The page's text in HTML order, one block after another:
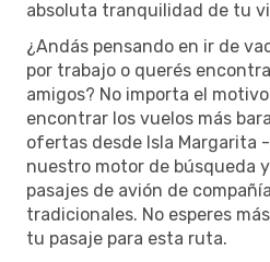
absoluta tranquilidad de tu
¿Andás pensando en ir de
por trabajo o querés
amigos? No importa el
encontrar los vuelos más
ofertas desde Isla Margarita
nuestro motor de búsqueda
pasajes de avión de
tradicionales. No esperes
tu pasaje para esta ruta.